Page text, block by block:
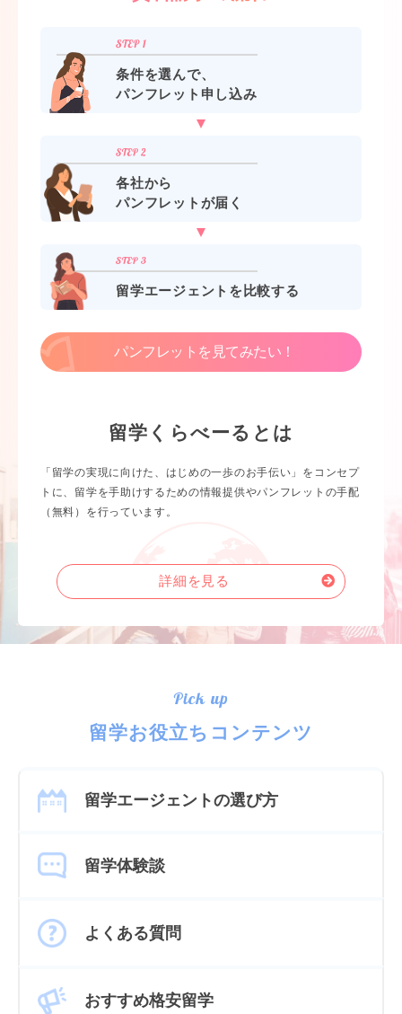
条件を選んで、
パンフレット申し込み
各社から
パンフレットが届く
留学エージェントを比較する
パンフレットを見てみたい！
留学くらべーるとは
「留学の実現に向けた、はじめの一歩のお手伝い」をコンセプ
トに、留学を手助けするための情報提供やパンフレットの手配
（無料）を行っています。
詳細を見る
Pick up
留学お役立ちコンテンツ
留学エージェントの選び方
留学体験談
よくある質問
おすすめ格安留学